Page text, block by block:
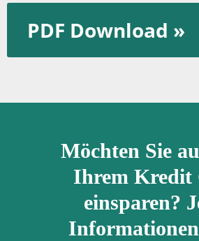
PDF Download »
Möchten Sie
Ihrem Kredit
einsparen?